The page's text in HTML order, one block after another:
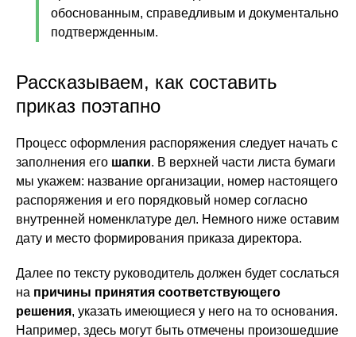
обоснованным, справедливым и документально
подтвержденным.
Рассказываем, как составить
приказ поэтапно
Процесс оформления распоряжения следует начать с
заполнения его шапки. В верхней части листа бумаги
мы укажем: название организации, номер настоящего
распоряжения и его порядковый номер согласно
внутренней номенклатуре дел. Немного ниже оставим
дату и место формирования приказа директора.
Далее по тексту руководитель должен будет сослаться
на причины принятия соответствующего
решения, указать имеющиеся у него на то основания.
Например, здесь могут быть отмечены произошедшие